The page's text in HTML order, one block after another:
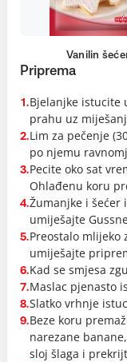
Vanilin
Priprema
1.Bjelanjke istucite
prahu uz
2.Lim za pečenje
po njemu
3.Pecite oko sat
Ohlađenu koru
4.Žumanjke i šećer
umiješajte
5.Preostalo mlijeko
umiješajte
6.Kad se smjesa
7.Maslac pjenasto
8.Slatko vrhnje
9.Beze koru
narezane
sloj šlaga i